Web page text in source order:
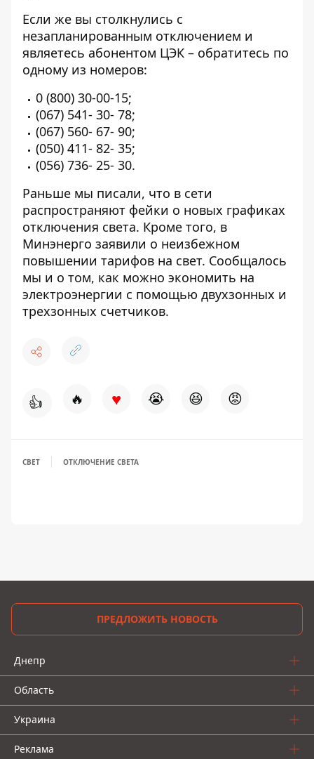
Если же вы столкнулись с
незапланированным отключением и
являетесь абонентом ЦЭК – обратитесь по
одному из номеров:
0 (800) 30-00-15;
(067) 541- 30- 78;
(067) 560- 67- 90;
(050) 411- 82- 35;
(056) 736- 25- 30.
Раньше мы писали, что в сети
распространяют фейки о новых графиках
отключения света. Кроме того, в
Минэнерго заявили о неизбежном
повышении тарифов на свет. Сообщалось
мы и о том, как можно экономить на
электроэнергии с помощью двухзонных и
трехзонных счетчиков.
👍 🔥 ♥ 😭 😆 😡
СВЕТ ОТКЛЮЧЕНИЕ СВЕТА
ПРЕДЛОЖИТЬ НОВОСТЬ
Днепр
Область
Украина
Реклама